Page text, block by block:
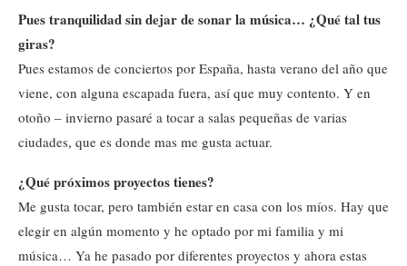
Pues tranquilidad sin dejar de sonar la música… ¿Qué tal tus
giras?
Pues estamos de conciertos por España, hasta verano del año que
viene, con alguna escapada fuera, así que muy contento. Y en
otoño – invierno pasaré a tocar a salas pequeñas de varias
ciudades, que es donde mas me gusta actuar.
¿Qué próximos proyectos tienes?
Me gusta tocar, pero también estar en casa con los míos. Hay que
elegir en algún momento y he optado por mi familia y mi
música… Ya he pasado por diferentes proyectos y ahora estas